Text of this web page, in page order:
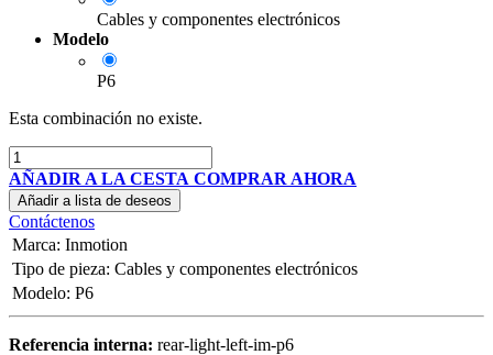
Cables y componentes electrónicos
Modelo
P6
Esta combinación no existe.
AÑADIR A LA CESTA COMPRAR AHORA
Añadir a lista de deseos
Contáctenos
Marca: Inmotion
Tipo de pieza: Cables y componentes electrónicos
Modelo: P6
Referencia interna: rear-light-left-im-p6